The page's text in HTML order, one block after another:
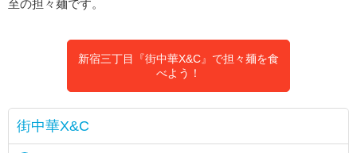
至の担々麺です。
新宿三丁目『街中華X&C』で担々麺を食
べよう！
街中華X&C